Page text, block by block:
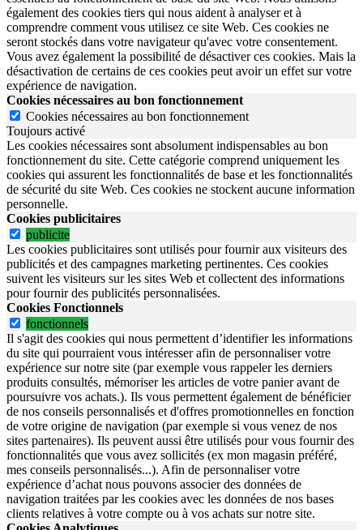
également des cookies tiers qui nous aident à analyser et à
comprendre comment vous utilisez ce site Web. Ces cookies ne
seront stockés dans votre navigateur qu'avec votre consentement.
Vous avez également la possibilité de désactiver ces cookies. Mais la
désactivation de certains de ces cookies peut avoir un effet sur votre
expérience de navigation.
Cookies nécessaires au bon fonctionnement
Cookies nécessaires au bon fonctionnement
Toujours activé
Les cookies nécessaires sont absolument indispensables au bon
fonctionnement du site. Cette catégorie comprend uniquement les
cookies qui assurent les fonctionnalités de base et les fonctionnalités
de sécurité du site Web. Ces cookies ne stockent aucune information
personnelle.
Cookies publicitaires
publicite
Les cookies publicitaires sont utilisés pour fournir aux visiteurs des
publicités et des campagnes marketing pertinentes. Ces cookies
suivent les visiteurs sur les sites Web et collectent des informations
pour fournir des publicités personnalisées.
Cookies Fonctionnels
fonctionnels
Il s'agit des cookies qui nous permettent d’identifier les informations
du site qui pourraient vous intéresser afin de personnaliser votre
expérience sur notre site (par exemple vous rappeler les derniers
produits consultés, mémoriser les articles de votre panier avant de
poursuivre vos achats.). Ils vous permettent également de bénéficier
de nos conseils personnalisés et d'offres promotionnelles en fonction
de votre origine de navigation (par exemple si vous venez de nos
sites partenaires). Ils peuvent aussi être utilisés pour vous fournir des
fonctionnalités que vous avez sollicités (ex mon magasin préféré,
mes conseils personnalisés...). Afin de personnaliser votre
expérience d’achat nous pouvons associer des données de
navigation traitées par les cookies avec les données de nos bases
clients relatives à votre compte ou à vos achats sur notre site.